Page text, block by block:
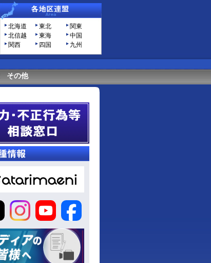
北海道 東北
関東
北信越
東海
中国
関西
四国 九州
その他